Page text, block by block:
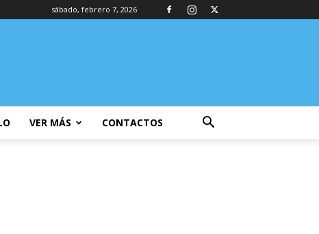
sábado, febrero 7, 2026
VER MÁS CONTACTOS